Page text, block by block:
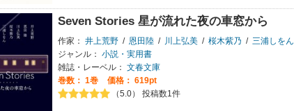
Seven Stories 星が流れた夜の車窓から
作家： 井上荒野 / 恩田陸 / 川上弘美 / 桜木紫乃 / 三浦しをん
ジャンル： 小説・実用書
雑誌・レーベル： 文春文庫
巻数： 1巻
価格： 619pt
（5.0） 投稿数1件